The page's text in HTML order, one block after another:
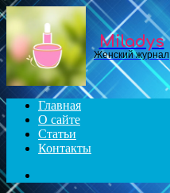
Miladys
Женский журнал
Главная
О сайте
Статьи
Контакты